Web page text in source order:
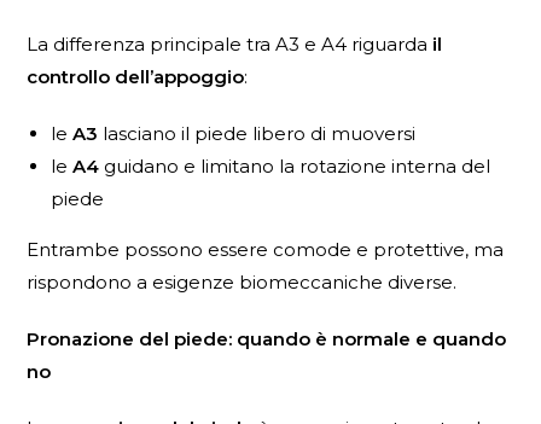
La differenza principale tra A3 e A4 riguarda il
controllo dell’appoggio:
leA3 lasciano il piede libero di muoversi
leA4 guidano e limitano la rotazione interna del
piede
Entrambe possono essere comode e protettive, ma
rispondono a esigenze biomeccaniche diverse.
Pronazione del piede: quando è normale e quando
no